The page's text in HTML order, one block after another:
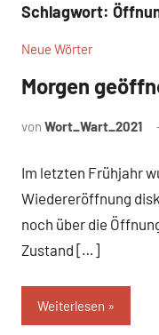
Schlagwort:
Neue Wörter
Morgen
von Wort_Wart_2021
Im letzten Frühjahr
Wiedereröffnung
noch über die
Zustand […]
Weiterlesen